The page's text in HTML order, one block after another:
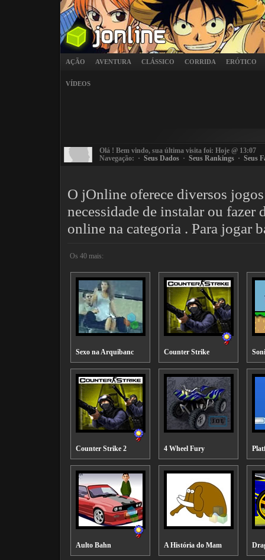
AÇÃO AVENTURA CLÁSSICO CORRIDA ERÓTICO
VÍDEOS
Olá ! Bem vindo, sua última visita foi: Hoje @ 13:07
Navegação: · Seus Dados · Seus Rankings · Seus
O jOnline oferece diversos
necessidade de instalar ou fazer
online na categoria . Para jogar
Os 40 mais:
Sexo na Arquibanc Counter Strike
Counter Strike 2 4 Wheel Fury
Aulto Bahn A História do Mam